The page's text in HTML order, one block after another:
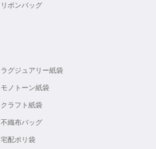
リボンバッグ
ラグジュアリー紙袋
モノトーン紙袋
クラフト紙袋
不織布バッグ
宅配ポリ袋